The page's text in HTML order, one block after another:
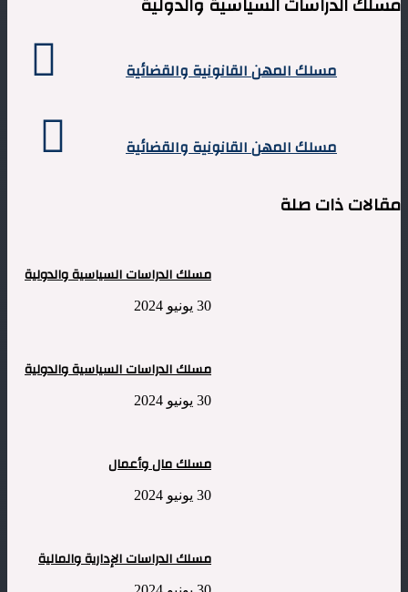
مسلك المهن القانونية والقضائية
مسلك المهن القانونية والقضائية
مقالات ذات صلة
مسلك الدراسات السياسية والدولية
30 يونيو 2024
مسلك الدراسات السياسية والدولية
30 يونيو 2024
مسلك مال وأعمال
30 يونيو 2024
مسلك الدراسات الإدارية والمالية